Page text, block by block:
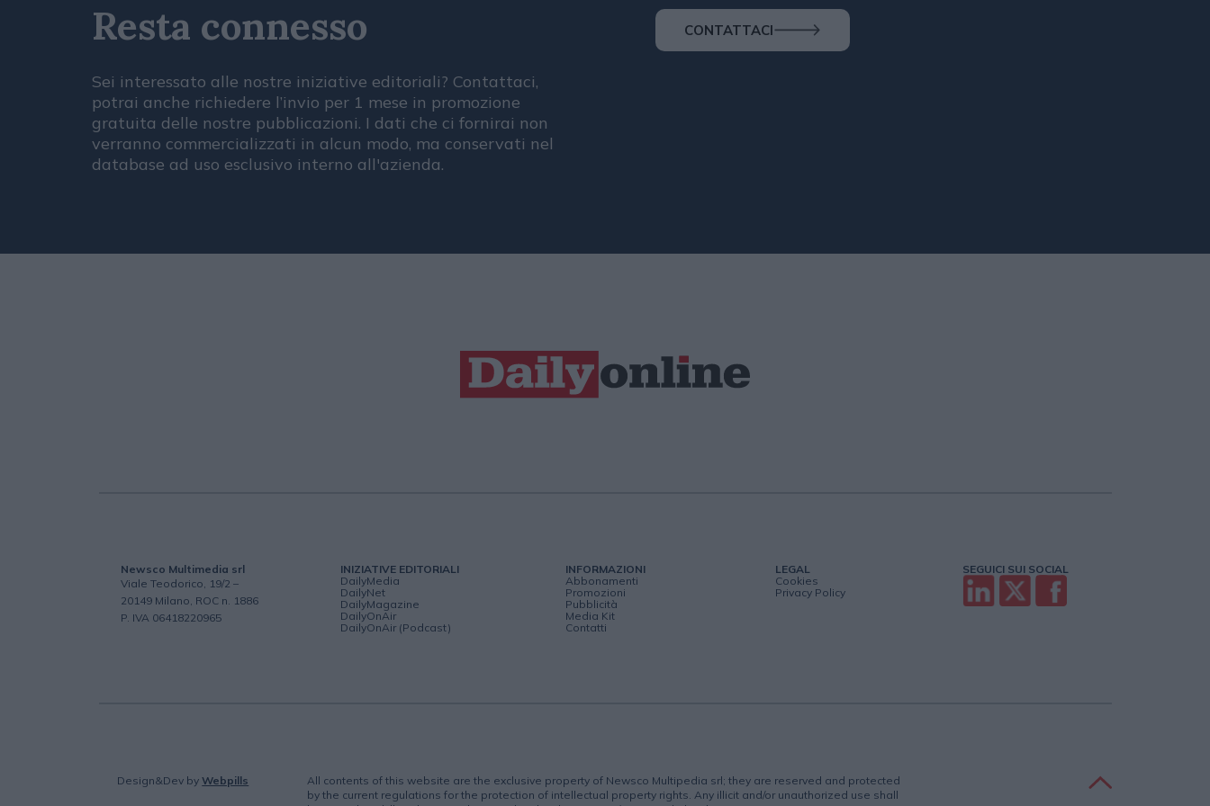
Resta connesso
Sei interessato alle nostre iniziative editoriali? Contattaci,
potrai anche richiedere l’invio per 1 mese in promozione
gratuita delle nostre pubblicazioni. I dati che ci fornirai non
verranno commercializzati in alcun modo, ma conservati nel
database ad uso esclusivo interno all'azienda.
CONTATTACI
Newsco Multimedia srl
Viale Teodorico, 19/2 –
20149 Milano, ROC n. 1886
P. IVA 06418220965
INIZIATIVE EDITORIALI
DailyMedia
DailyNet
DailyMagazine
DailyOnAir
DailyOnAir (Podcast)
INFORMAZIONI
Abbonamenti
Promozioni
Pubblicità
Media Kit
Contatti
LEGAL
Cookies
Privacy Policy
SEGUICI SUI SOCIAL
Design&Dev byWebpills
All contents of this website are the exclusive property of Newsco Multipedia srl; they are reserved and protected
by the current regulations for the protection of intellectual property rights. Any illicit and/or unauthorized use shall